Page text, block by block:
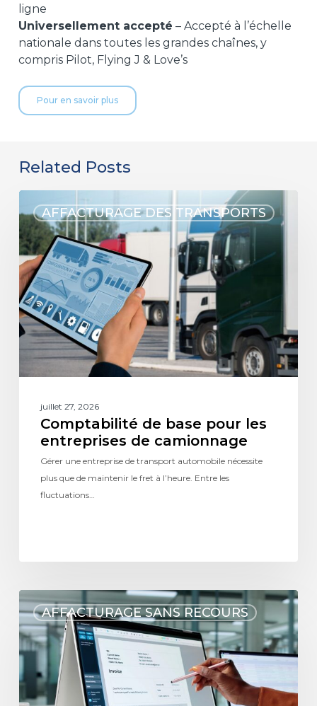
ligne
Universellement accepté – Accepté à l’échelle
nationale dans toutes les grandes chaînes, y
compris Pilot, Flying J & Love’s
Pour en savoir plus
Related Posts
AFFACTURAGE DES TRANSPORTS
juillet 27, 2026
Comptabilité de base pour les
entreprises de camionnage
Gérer une entreprise de transport automobile nécessite
plus que de maintenir le fret à l’heure. Entre les
fluctuations…
AFFACTURAGE SANS RECOURS